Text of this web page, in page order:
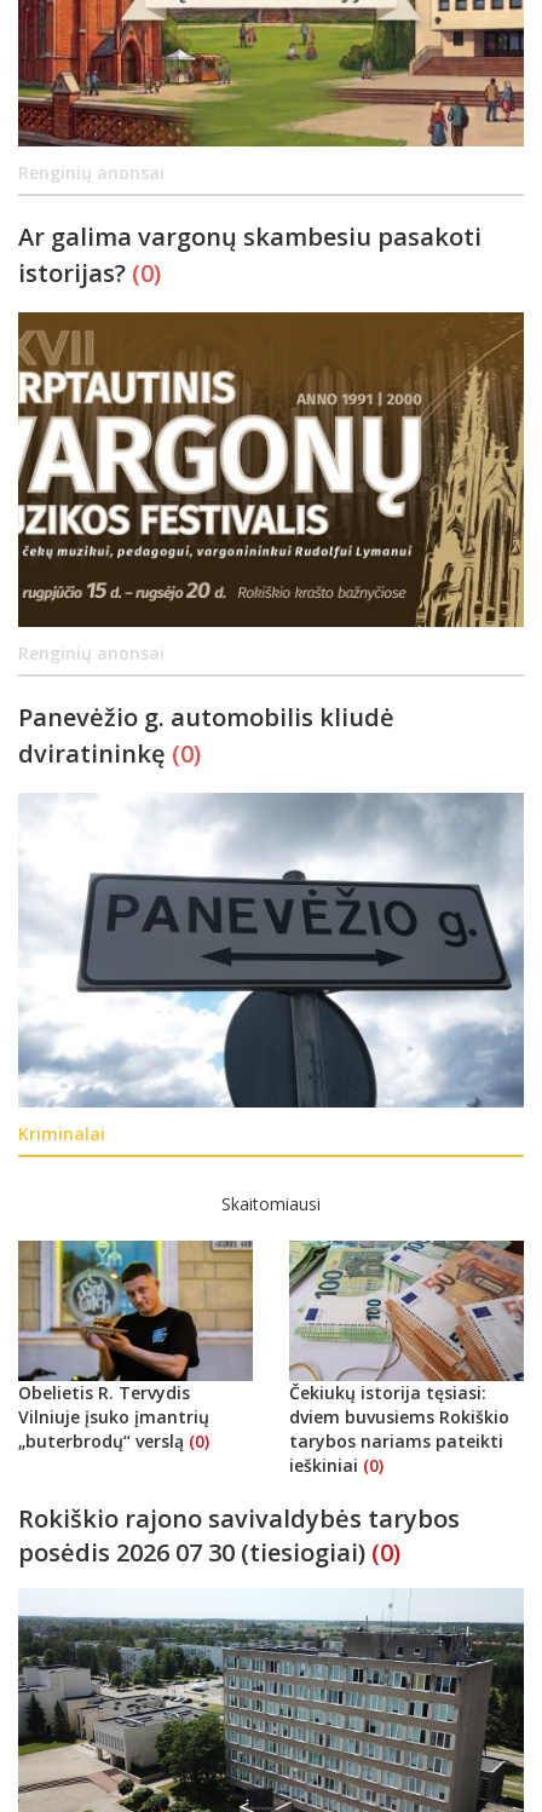
Renginių anonsai
Ar galima vargonų skambesiu pasakoti
istorijas? (0)
Renginių anonsai
Panevėžio g. automobilis kliudė
dviratininkę (0)
Kriminalai
Skaitomiausi
Obelietis R. Tervydis
Vilniuje įsuko įmantrių
„buterbrodų“ verslą (0)
Čekiukų istorija tęsiasi:
dviem buvusiems Rokiškio
tarybos nariams pateikti
ieškiniai (0)
Rokiškio rajono savivaldybės tarybos
posėdis 2026 07 30 (tiesiogiai) (0)